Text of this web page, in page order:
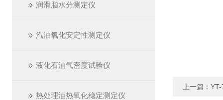
润滑脂水分测定仪
汽油氧化安定性测定仪
液化石油气密度试验仪
热处理油热氧化稳定测定仪
上一篇：